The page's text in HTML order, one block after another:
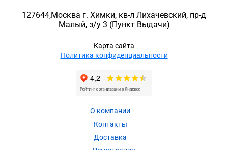
127644,Москва г. Химки, кв-л Лихачевский, пр-д
Малый, з/у 3 (Пункт Выдачи)
Карта сайта
Политика конфиденциальности
О компании
Контакты
Доставка